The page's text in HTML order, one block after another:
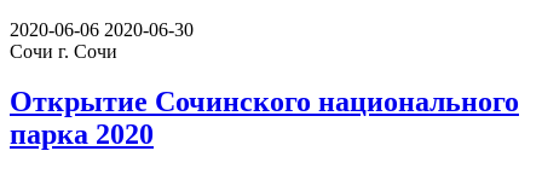
2020-06-06 2020-06-30
Сочи г. Сочи
Открытие Сочинского национального
парка 2020